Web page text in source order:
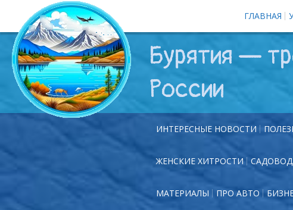
ГЛАВНАЯ
Бурятия —
России
ИНТЕРЕСНЫЕ НОВОСТИ
ЖЕНСКИЕ ХИТРОСТИ
МАТЕРИАЛЫ ПРО АВТО